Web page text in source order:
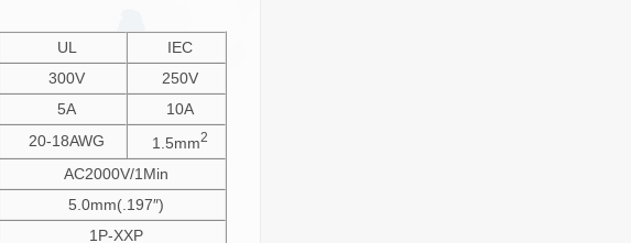
UL
IEC
300V
250V
5A
10A
20-18AWG 1.5mm2
AC2000V/1Min
5.0mm(.197″)
1P-XXP